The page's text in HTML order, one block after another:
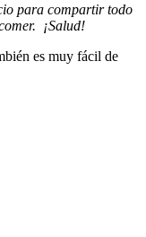
para compartir todo
¡Salud!
es muy fácil de